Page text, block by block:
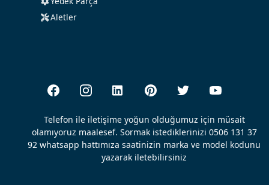
Aletler
Telefon ile iletişime yoğun olduğumuz için müsait
olamıyoruz maalesef. Sormak istediklerinizi 0506 131 37
92 whatsapp hattımıza saatinizin marka ve model kodunu
yazarak iletebilirsiniz